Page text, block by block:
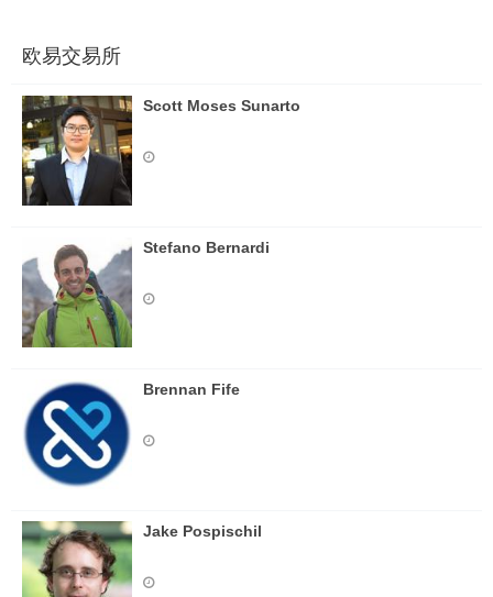
欧易交易所
Scott Moses Sunarto
Stefano Bernardi
Brennan Fife
Jake Pospischil